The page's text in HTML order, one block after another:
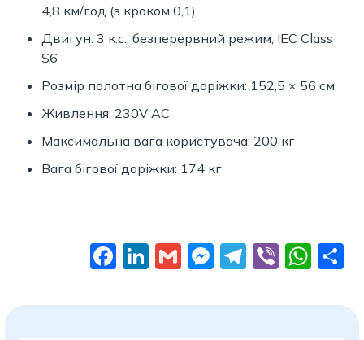
4,8 км/год (з кроком 0,1)
Двигун: 3 к.с., безперервний режим, IEC Class
S6
Розмір полотна бігової доріжки: 152,5 × 56 см
Живлення: 230V AC
Максимальна вага користувача: 200 кг
Вага бігової доріжки: 174 кг
Facebook
LinkedIn
GmailMessenger
Telegram
Viber